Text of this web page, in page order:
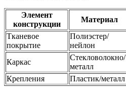
Элемент
конструкции
Материал
Тканевое
покрытие
Полиэстер/
нейлон
Каркас
Стекловолокно/
металл
Крепления
Пластик/металл